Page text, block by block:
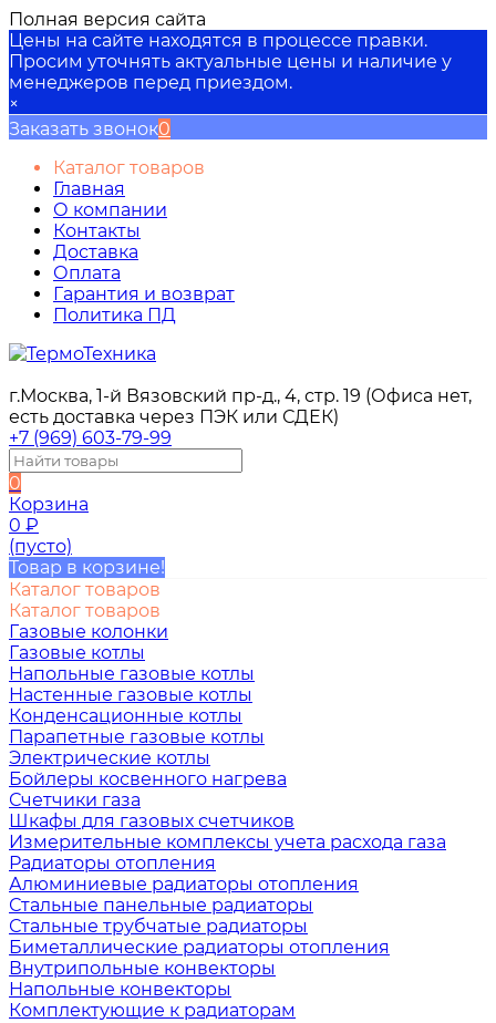
Полная версия сайта
Цены на сайте находятся в процессе правки.
Просим уточнять актуальные цены и наличие у
менеджеров перед приездом.
×
Заказать звонок0
Каталог товаров
Главная
О компании
Контакты
Доставка
Оплата
Гарантия и возврат
Политика ПД
г.Москва, 1-й Вязовский пр-д., 4, стр. 19 (Офиса нет,
есть доставка через ПЭК или СДЕК)
+7 (969) 603-79-99
0
Корзина
0 ₽
(пусто)
Товар в корзине!
Каталог товаров
Каталог товаров
Газовые колонки
Газовые котлы
Напольные газовые котлы
Настенные газовые котлы
Конденсационные котлы
Парапетные газовые котлы
Электрические котлы
Бойлеры косвенного нагрева
Счетчики газа
Шкафы для газовых счетчиков
Измерительные комплексы учета расхода газа
Радиаторы отопления
Алюминиевые радиаторы отопления
Стальные панельные радиаторы
Стальные трубчатые радиаторы
Биметаллические радиаторы отопления
Внутрипольные конвекторы
Напольные конвекторы
Комплектующие к радиаторам